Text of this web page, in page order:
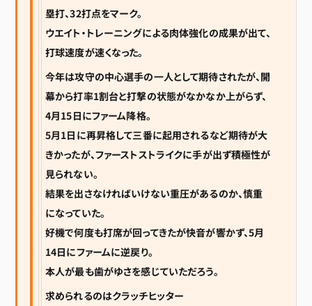
塁打、32打点をマーク。
ウエイト・トレーニングによる肉体強化の成果が出て、
打球速度が速くなった。
今年は攻守の中心選手の一人として期待されたが、開
幕から打率1割台と打撃の状態がなかなか上がらず、
4月15日にファーム降格。
5月1日に再昇格して三番に起用されるなど期待が大
きかったが、ファーストストライクに手が出ず積極性が
見られない。
結果を出さなければいけない重圧があるのか、慎重
になっていた。
好機で何度も打席が回ってきたが快音が響かず、5月
14日にファームに逆戻り。
本人が最も歯がゆさを感じていただろう。
求められるのはクラッチヒッター